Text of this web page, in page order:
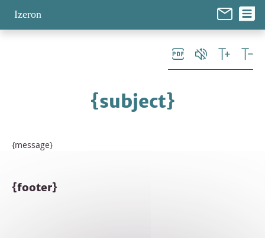
Izeron
{subject}
{message}
{footer}